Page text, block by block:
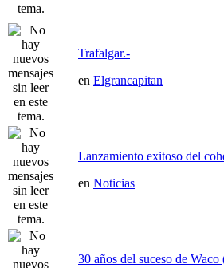
Trafalgar.-
en Elgrancapitan
Lanzamiento exitoso del
en Noticias
30 años del suceso de Waco